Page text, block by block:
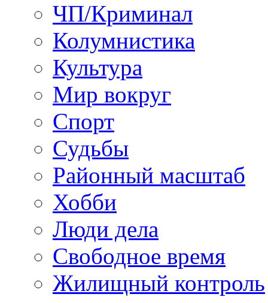
ЧП/Криминал
Колумнистика
Культура
Мир вокруг
Спорт
Судьбы
Районный масштаб
Хобби
Люди дела
Свободное время
Жилищный контроль